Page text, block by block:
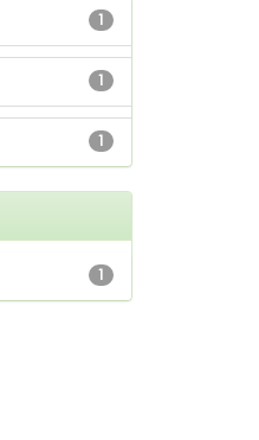
1
1
1
1